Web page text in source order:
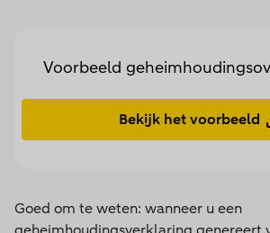
Voorbeeld
Bekijk het voorbeeld
Goed om te weten: wanneer u een